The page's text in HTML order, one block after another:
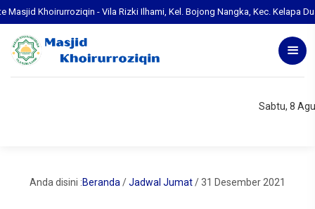
Khoirurroziqin - Vila Rizki Ilhami, Kel. Bojong Nangka, Kec. Kelapa
Sabtu, 8
Anda disini :Beranda /Jadwal Jumat/31 Desember 2021